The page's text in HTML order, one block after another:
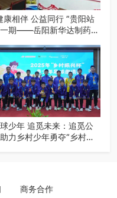
康相伴 公益同行 ”贵阳站
期——岳阳新华达制药贵
少年 追觅未来：追觅公
力乡村少年勇夺“乡村振
商务合作